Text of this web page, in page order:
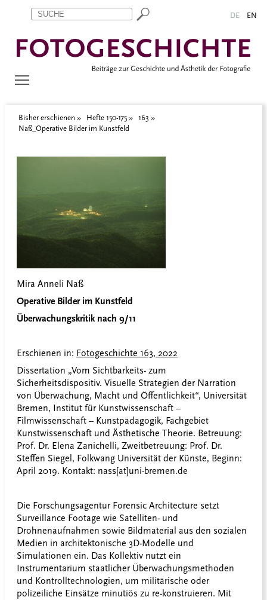
Zum Inhalt springen
Aktuelle Seite: Naß_Operative Bilder im Kunstfeld DE EN
Bisher erschienen Hefte 150-175
163
Naß_Operative Bilder im Kunstfeld
Mira Anneli Naß
Operative Bilder im Kunstfeld
Überwachungskritik nach 9/11
Erschienen in: Fotogeschichte 163, 2022
Dissertation „Vom Sichtbarkeits- zum
Sicherheitsdispositiv. Visuelle Strategien der Narration
von Überwachung, Macht und Öffentlichkeit“, Universität
Bremen, Institut für Kunstwissenschaft –
Filmwissenschaft – Kunstpädagogik, Fachgebiet
Kunstwissenschaft und Ästhetische Theorie. Betreuung:
Prof. Dr. Elena Zanichelli, Zweitbetreuung: Prof. Dr.
Steffen Siegel, Folkwang Universität der Künste, Beginn:
April 2019. Kontakt: nass[at]uni-bremen.de
Die Forschungsagentur Forensic Architecture setzt
Surveillance Footage wie Satelliten- und
Drohnenaufnahmen sowie Bildmaterial aus den sozialen
Medien in architektonische 3D-Modelle und
Simulationen ein. Das Kollektiv nutzt ein
Instrumentarium staatlicher Überwachungsmethoden
und Kontrolltechnologien, um militärische oder
polizeiliche Einsätze minutiös zu re-konstruieren. Mit